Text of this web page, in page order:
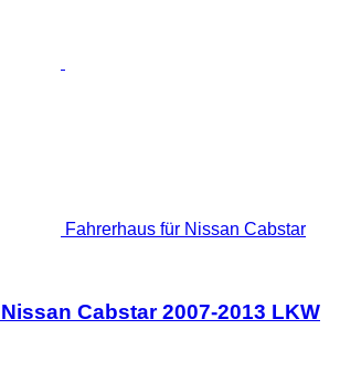
Fahrerhaus für Nissan Cabstar
Cabstar 2007-2013 LKW